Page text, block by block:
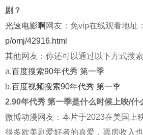
剧？
光速电影啊网友：免vip在线观看地址：
p/omj/42916.html
其他网友：你还可以通过以下方式搜
a.百度搜索90年代秀 第一季
b.百度视频搜索90年代秀 第一季
2.90年代秀 第一季是什么时候上映/什
微博动漫网友：本片于2023在美国上
很多欧美剧爱好者的喜爱，票房收入